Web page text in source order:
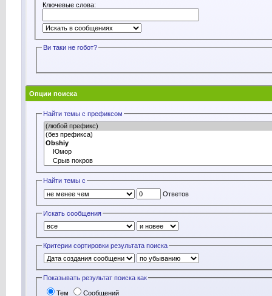
Ключевые слова:
Ви таки не rобот?
Опции поиска
Найти темы с префиксом
Найти темы с
Ответов
Искать сообщения
Критерии сортировки результата поиска
Показывать результат поиска как
Тем Сообщений